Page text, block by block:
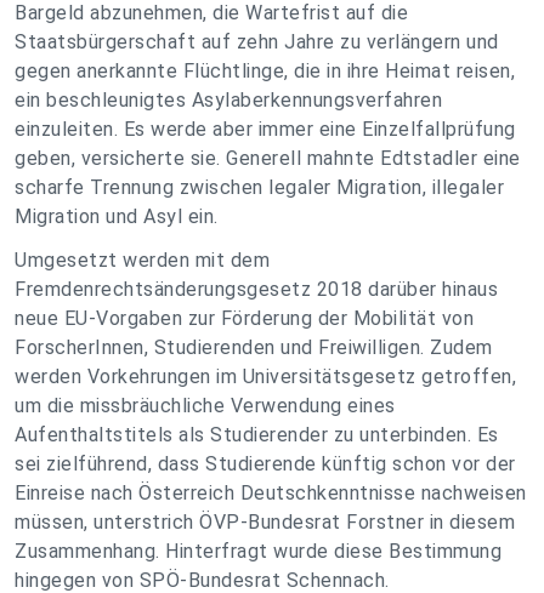
Bargeld abzunehmen, die Wartefrist auf die
Staatsbürgerschaft auf zehn Jahre zu verlängern und
gegen anerkannte Flüchtlinge, die in ihre Heimat reisen,
ein beschleunigtes Asylaberkennungsverfahren
einzuleiten. Es werde aber immer eine Einzelfallprüfung
geben, versicherte sie. Generell mahnte Edtstadler eine
scharfe Trennung zwischen legaler Migration, illegaler
Migration und Asyl ein.
Umgesetzt werden mit dem
Fremdenrechtsänderungsgesetz 2018 darüber hinaus
neue EU-Vorgaben zur Förderung der Mobilität von
ForscherInnen, Studierenden und Freiwilligen. Zudem
werden Vorkehrungen im Universitätsgesetz getroffen,
um die missbräuchliche Verwendung eines
Aufenthaltstitels als Studierender zu unterbinden. Es
sei zielführend, dass Studierende künftig schon vor der
Einreise nach Österreich Deutschkenntnisse nachweisen
müssen, unterstrich ÖVP-Bundesrat Forstner in diesem
Zusammenhang. Hinterfragt wurde diese Bestimmung
hingegen von SPÖ-Bundesrat Schennach.